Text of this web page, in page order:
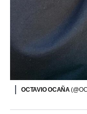
OCTAVIO OCAÑA